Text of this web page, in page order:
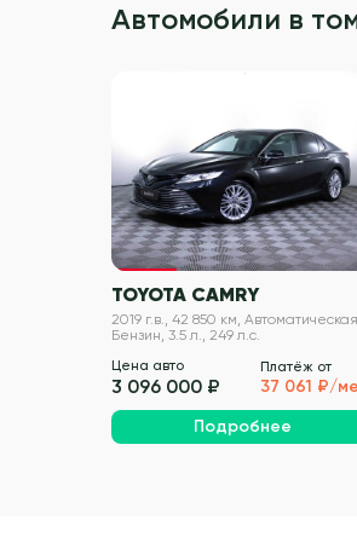
Автомобили в
VIN проверен
TOYOTA CAMRY
2019 г.в., 42 850 км,
Бензин, 3.5 л., 249 л.с.
Цена авто
3 096 000 ₽
Платёж от
37 061 ₽/
Подробнее